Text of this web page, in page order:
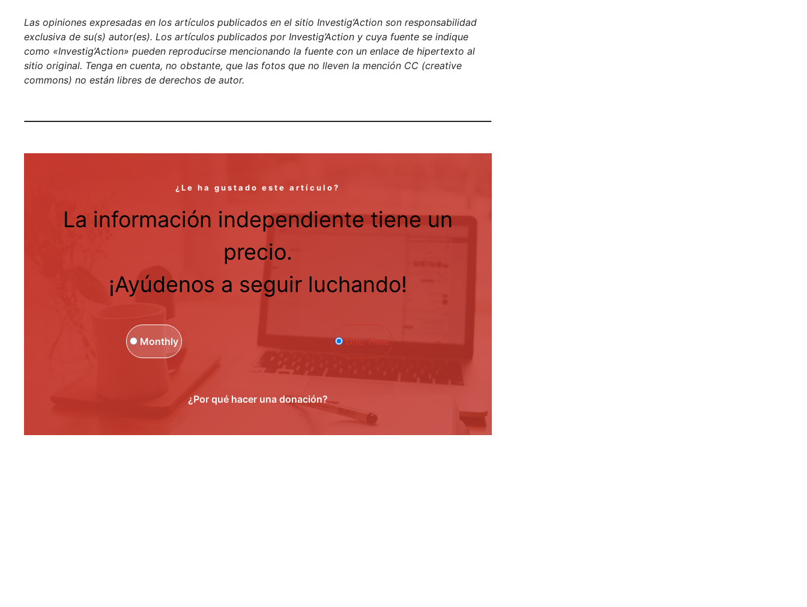
Las opiniones expresadas en los artículos publicados en el sitio Investig’Action son responsabilidad
exclusiva de su(s) autor(es). Los artículos publicados por Investig’Action y cuya fuente se indique
como «Investig’Action» pueden reproducirse mencionando la fuente con un enlace de hipertexto al
sitio original. Tenga en cuenta, no obstante, que las fotos que no lleven la mención CC (creative
commons) no están libres de derechos de autor.
¿Le ha gustado este artículo?
La información independiente tiene un
precio.
¡Ayúdenos a seguir luchando!
One Time
Monthly
¿Por qué hacer una donación?